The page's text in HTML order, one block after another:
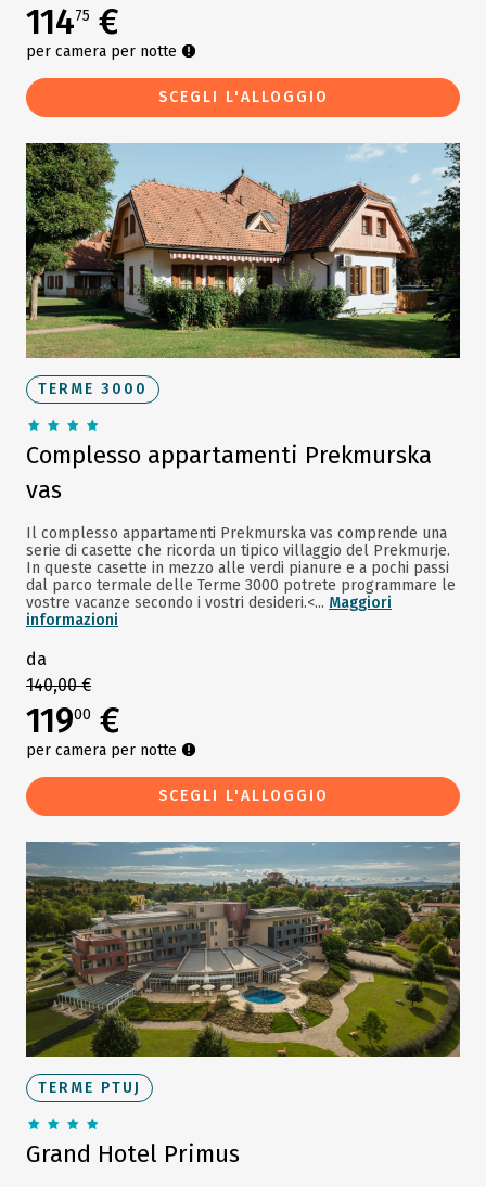
11475 €
per camera per notte
SCEGLI L'ALLOGGIO
TERME 3000
Complesso appartamenti Prekmurska
vas
Il complesso appartamenti Prekmurska vas comprende una
serie di casette che ricorda un tipico villaggio del Prekmurje.
In queste casette in mezzo alle verdi pianure e a pochi passi
dal parco termale delle Terme 3000 potrete programmare le
vostre vacanze secondo i vostri desideri.<... Maggiori
informazioni
da
140,00 €
11900 €
per camera per notte
SCEGLI L'ALLOGGIO
TERME PTUJ
Grand Hotel Primus